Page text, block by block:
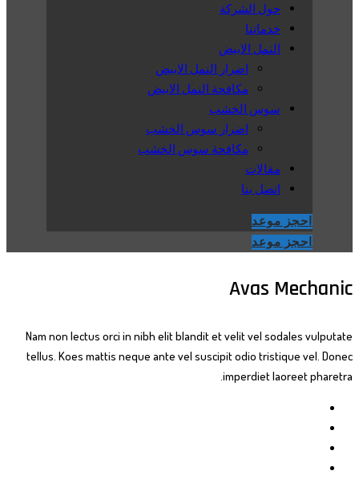
حول الشركة
خدماتنا
النمل الابيض
اضرار النمل الابيض
مكافحة النمل الابيض
سوس الخشب
اضرار سوس الخشب
مكافحة سوس الخشب
مقالات
اتصل بنا
احجز موعد
احجز موعد
Avas Mechanic
Nam non lectus orci in nibh elit blandit et velit vel sodales vulputate
tellus. Koes mattis neque ante vel suscipit odio tristique vel. Donec
imperdiet laoreet pharetra.